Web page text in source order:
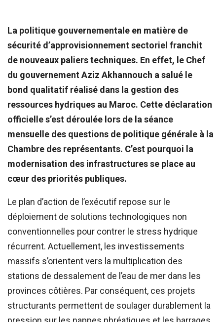
La politique gouvernementale en matière de
sécurité d’approvisionnement sectoriel franchit
de nouveaux paliers techniques. En effet, le Chef
du gouvernement Aziz Akhannouch a salué le
bond qualitatif réalisé dans la gestion des
ressources hydriques au Maroc. Cette déclaration
officielle s’est déroulée lors de la séance
mensuelle des questions de politique générale à la
Chambre des représentants. C’est pourquoi la
modernisation des infrastructures se place au
cœur des priorités publiques.
Le plan d’action de l’exécutif repose sur le
déploiement de solutions technologiques non
conventionnelles pour contrer le stress hydrique
récurrent. Actuellement, les investissements
massifs s’orientent vers la multiplication des
stations de dessalement de l’eau de mer dans les
provinces côtières. Par conséquent, ces projets
structurants permettent de soulager durablement la